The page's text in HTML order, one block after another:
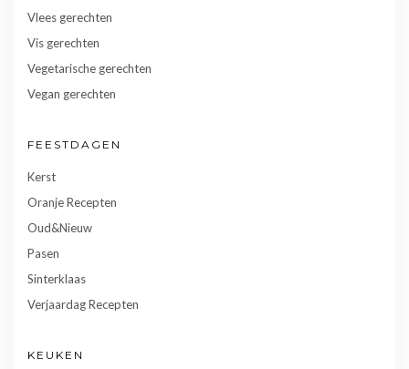
Vlees gerechten
Vis gerechten
Vegetarische gerechten
Vegan gerechten
FEESTDAGEN
Kerst
Oranje Recepten
Oud&Nieuw
Pasen
Sinterklaas
Verjaardag Recepten
KEUKEN